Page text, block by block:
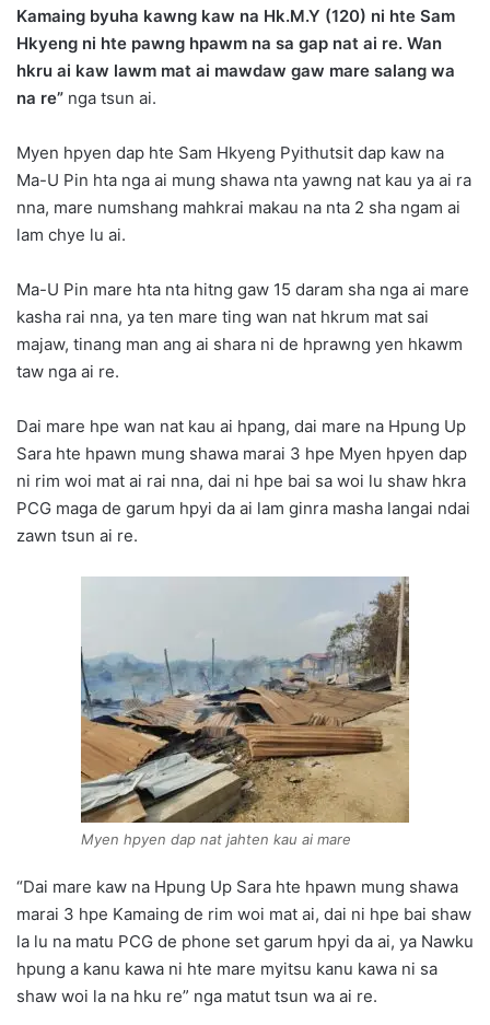
Kamaing byuha kawng kaw na Hk.M.Y (120) ni hte Sam
Hkyeng ni hte pawng hpawm na sa gap nat ai re. Wan
hkru ai kaw lawm mat ai mawdaw gaw mare salang wa
na re” nga tsun ai.
Myen hpyen dap hte Sam Hkyeng Pyithutsit dap kaw na
Ma-U Pin hta nga ai mung shawa nta yawng nat kau ya ai ra
nna, mare numshang mahkrai makau na nta 2 sha ngam ai
lam chye lu ai.
Ma-U Pin mare hta nta hitng gaw 15 daram sha nga ai mare
kasha rai nna, ya ten mare ting wan nat hkrum mat sai
majaw, tinang man ang ai shara ni de hprawng yen hkawm
taw nga ai re.
Dai mare hpe wan nat kau ai hpang, dai mare na Hpung Up
Sara hte hpawn mung shawa marai 3 hpe Myen hpyen dap
ni rim woi mat ai rai nna, dai ni hpe bai sa woi lu shaw hkra
PCG maga de garum hpyi da ai lam ginra masha langai ndai
zawn tsun ai re.
Myen hpyen dap nat jahten kau ai mare
“Dai mare kaw na Hpung Up Sara hte hpawn mung shawa
marai 3 hpe Kamaing de rim woi mat ai, dai ni hpe bai shaw
la lu na matu PCG de phone set garum hpyi da ai, ya Nawku
hpung a kanu kawa ni hte mare myitsu kanu kawa ni sa
shaw woi la na hku re” nga matut tsun wa ai re.